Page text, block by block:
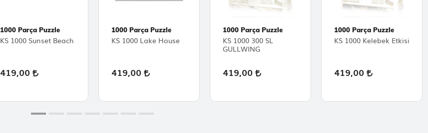
1000 Parça Puzzle
KS 1000 Sunset Beach
419,00
1000 Parça Puzzle
KS 1000 Lake House
419,00
1000 Parça Puzzle
KS 1000 300 SL
GULLWING
419,00
1000 Parça Puzzle
KS 1000 Kelebek Etkisi
419,00